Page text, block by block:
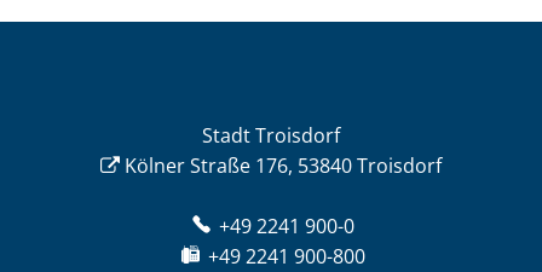
Stadt Troisdorf
Kölner Straße 176, 53840 Troisdorf
+49 2241 900-0
+49 2241 900-800